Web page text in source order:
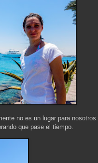
no es un lugar para nosotros.
que pase el tiempo.